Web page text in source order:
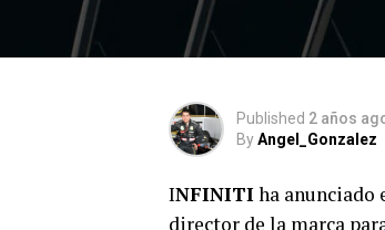
Published 2 años
ByAngel_Gonzalez
INFINITIha
director de la marca